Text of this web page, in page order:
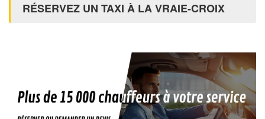
RÉSERVEZ UN TAXI À LA VRAIE-CROIX